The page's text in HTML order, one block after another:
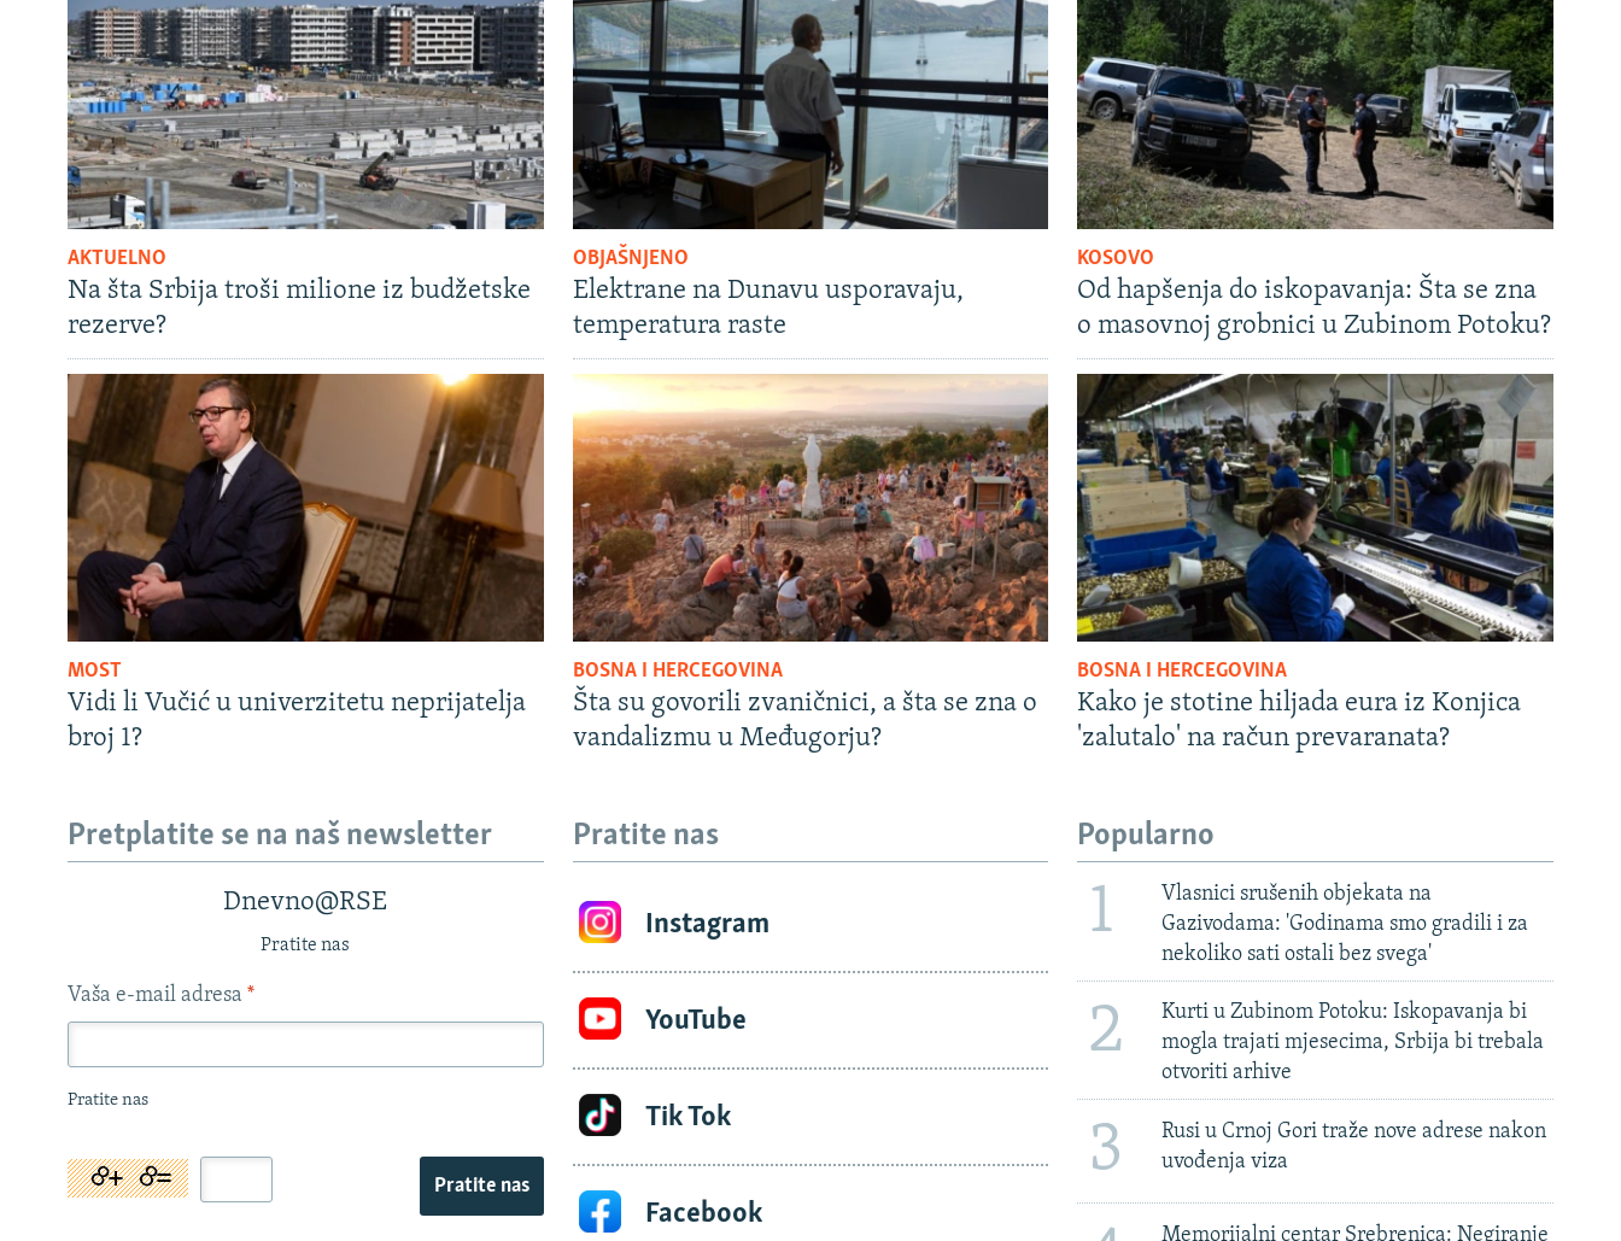
AKTUELNO
Na šta Srbija troši milione iz budžetske
rezerve?
OBJAŠNJENO
Elektrane na Dunavu usporavaju,
temperatura raste
KOSOVO
Od hapšenja do iskopavanja: Šta se zna
o masovnoj grobnici u Zubinom Potoku?
MOST
Vidi li Vučić u univerzitetu neprijatelja
broj 1?
BOSNA I HERCEGOVINA
Šta su govorili zvaničnici, a šta se zna o
vandalizmu u Međugorju?
BOSNA I HERCEGOVINA
Kako je stotine hiljada eura iz Konjica
'zalutalo' na račun prevaranata?
Pretplatite se na naš newsletter
Dnevno@RSE
Pratite nas
Vaša e-mail adresa *
Pratite nas
Pratite nas
Pratite nas
Instagram
YouTube
Tik Tok
Facebook
Popularno
1
Vlasnici srušenih objekata na
Gazivodama: 'Godinama smo gradili i za
nekoliko sati ostali bez svega'
2
Kurti u Zubinom Potoku: Iskopavanja bi
mogla trajati mjesecima, Srbija bi trebala
otvoriti arhive
3
Rusi u Crnoj Gori traže nove adrese nakon
uvođenja viza
Memorijalni centar Srebrenica: Negiranje